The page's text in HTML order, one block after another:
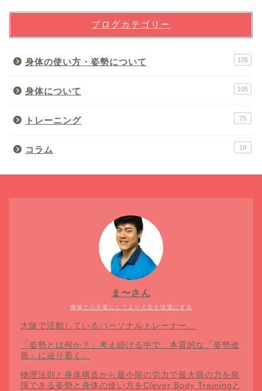
ブログカテゴリー
身体の使い方・姿勢について 105
身体について 105
トレーニング 75
コラム 18
身体と心を楽にしてより人生を快適にする
ま〜さん
大阪で活動しているパーソナルトレーナー。
「姿勢とは何か？」考え続ける中で、本質的な「姿勢改
善」に辿り着く。
物理法則と身体構造から最小限の労力で最大限の力を発
揮できる姿勢と身体の使い方をClever Body Trainingと